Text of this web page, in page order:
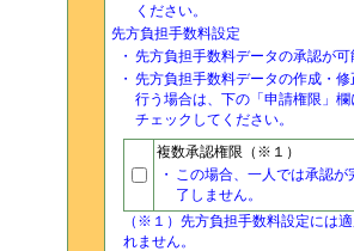
ください。
先方負担手数料設定
・ 先方負担手数料データの承認が可
・ 先方負担手数料データの作成・修
行う場合は、下の「申請権限」欄
チェックしてください。
複数承認権限（※１）
・ この場合、一人では承認が
了しません。
（※１）先方負担手数料設定には
れません。